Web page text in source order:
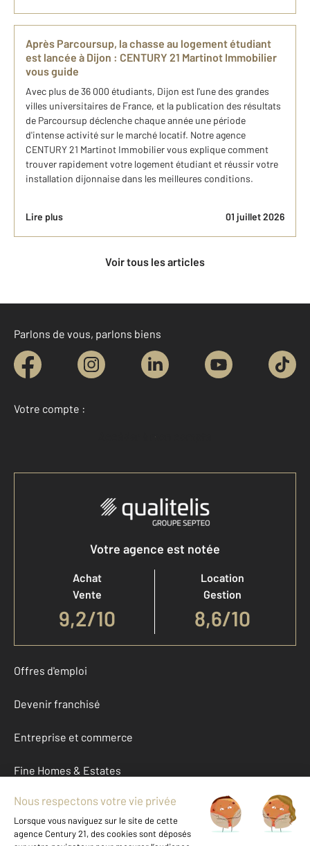
Après Parcoursup, la chasse au logement étudiant
est lancée à Dijon : CENTURY 21 Martinot Immobilier
vous guide
Avec plus de 36 000 étudiants, Dijon est l'une des grandes
villes universitaires de France, et la publication des résultats
de Parcoursup déclenche chaque année une période
d'intense activité sur le marché locatif. Notre agence
CENTURY 21 Martinot Immobilier vous explique comment
trouver rapidement votre logement étudiant et réussir votre
installation dijonnaise dans les meilleures conditions.
Lire plus 01 juillet 2026
Voir tous les articles
Parlons de vous, parlons biens
Votre compte :
Accéder à mon compte
Votre agence est notée
Achat
Vente
9,2/10
Location
Gestion
8,6/10
Offres d'emploi
Devenir franchisé
Entreprise et commerce
Fine Homes & Estates
À propos
International